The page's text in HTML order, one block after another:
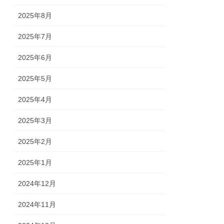
2025年8月
2025年7月
2025年6月
2025年5月
2025年4月
2025年3月
2025年2月
2025年1月
2024年12月
2024年11月